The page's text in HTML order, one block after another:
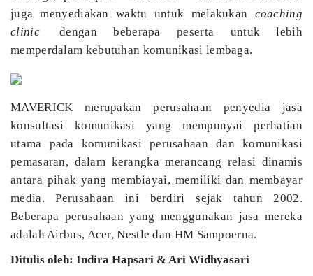
juga menyediakan waktu untuk melakukan coaching
clinic
dengan beberapa peserta untuk lebih
memperdalam kebutuhan komunikasi lembaga.
MAVERICK merupakan perusahaan penyedia jasa
konsultasi komunikasi yang mempunyai perhatian
utama pada komunikasi perusahaan dan komunikasi
pemasaran, dalam kerangka merancang relasi dinamis
antara pihak yang membiayai, memiliki dan membayar
media. Perusahaan ini berdiri sejak tahun 2002.
Beberapa perusahaan yang menggunakan jasa mereka
adalah Airbus, Acer, Nestle dan HM Sampoerna.
Ditulis oleh: Indira Hapsari & Ari Widhyasari